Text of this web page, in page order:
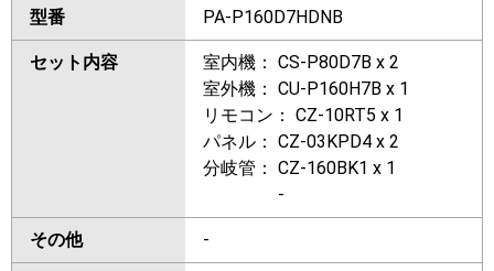
型番 PA-P160D7HDNB
セット内容
室内機： CS-P80D7B x 2
室外機： CU-P160H7B x 1
リモコン： CZ-10RT5 x 1
パネル： CZ-03KPD4 x 2
分岐管： CZ-160BK1 x 1
-
その他 -